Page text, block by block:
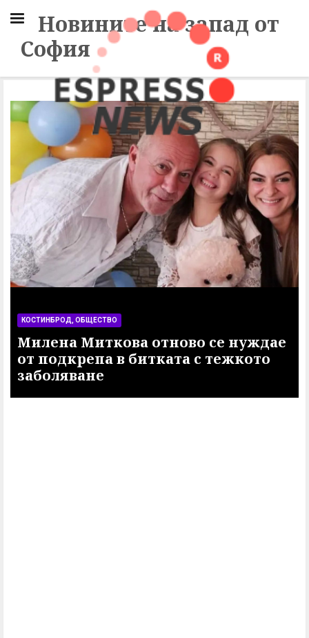
Новините на запад от
София
КОСТИНБРОД, ОБЩЕСТВО
Милена Миткова отново се нуждае
от подкрепа в битката с тежкото
заболяване